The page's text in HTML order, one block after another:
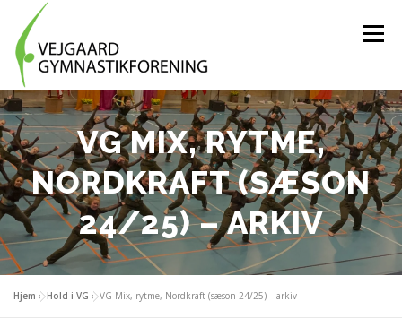
indhold
Menu
HOLD OG AKTIVITETER BLIV FRIVILLIG
OM FORENINGEN MEDLEMSLOGIN
TRÆNINGSTØJ KONTAKT OS
VG MIX, RYTME,
NORDKRAFT (SÆSON
24/25) – ARKIV
Hjem »Hold i VG »VG Mix, rytme, Nordkraft (sæson 24/25) – arkiv